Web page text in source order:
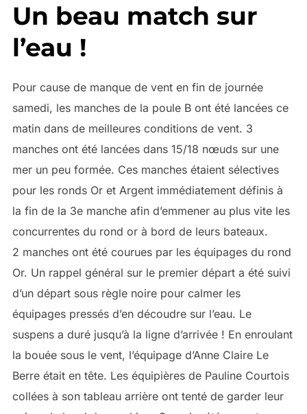
Un beau match sur
l’eau !
Pour cause de manque de vent en fin de journée
samedi, les manches de la poule B ont été lancées ce
matin dans de meilleures conditions de vent. 3
manches ont été lancées dans 15/18 nœuds sur une
mer un peu formée. Ces manches étaient sélectives
pour les ronds Or et Argent immédiatement définis à
la fin de la 3e manche afin d’emmener au plus vite les
concurrentes du rond or à bord de leurs bateaux.
2 manches ont été courues par les équipages du rond
Or. Un rappel général sur le premier départ a été suivi
d’un départ sous règle noire pour calmer les
équipages pressés d’en découdre sur l’eau. Le
suspens a duré jusqu’à la ligne d’arrivée ! En enroulant
la bouée sous le vent, l’équipage d’Anne Claire Le
Berre était en tête. Les équipières de Pauline Courtois
collées à son tableau arrière ont tenté de garder leur